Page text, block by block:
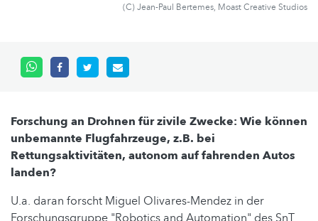
(C) Jean-Paul Bertemes, Moast Creative Studios
Forschung an Drohnen für zivile Zwecke: Wie können
unbemannte Flugfahrzeuge, z.B. bei
Rettungsaktivitäten, autonom auf fahrenden Autos
landen?
U.a. daran forscht Miguel Olivares-Mendez in der